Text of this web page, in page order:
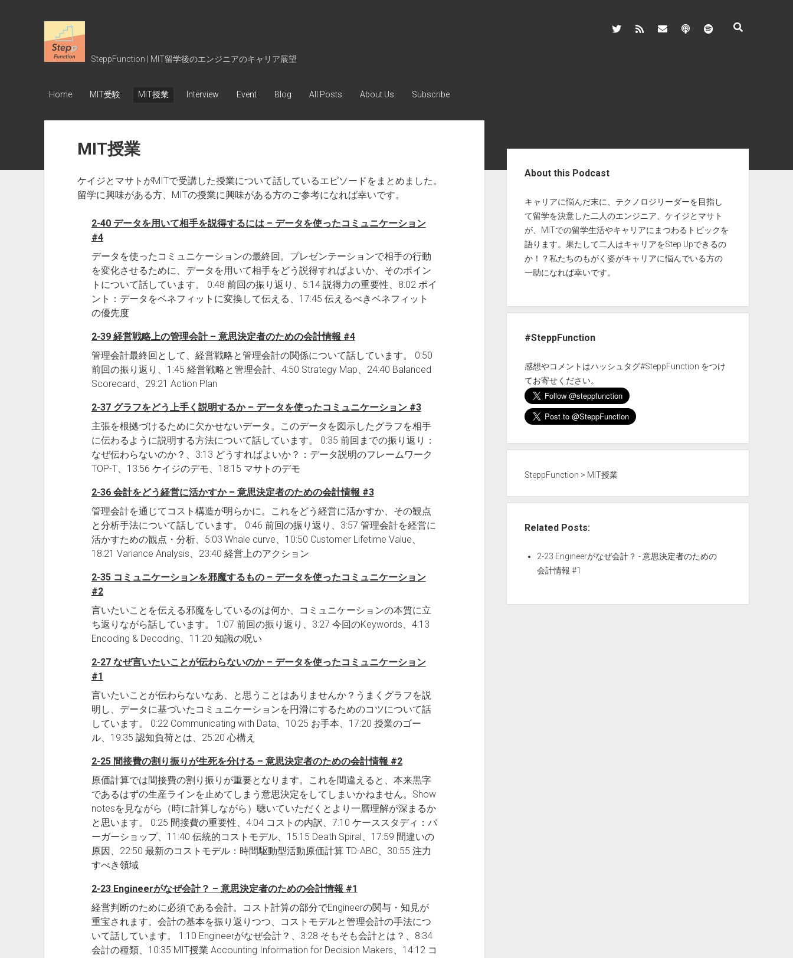
SteppFunction
SteppFunction | MIT留学後のエンジニアのキャリア展望
twitter steppfunction@gmail.com
podcastspotify
Home MIT受験 MIT授業 Interview Event Blog All Posts About Us Subscribe
MIT授業
ケイジとマサトがMITで受講した授業について話しているエピソードをまとめました。
留学に興味がある方、MITの授業に興味がある方のご参考になれば幸いです。
2-40 データを用いて相手を説得するには – データを使ったコミュニケーション
#4
データを使ったコミュニケーションの最終回。プレゼンテーションで相手の行動
を変化させるために、データを用いて相手をどう説得すればよいか、そのポイン
トについて話しています。 0:48 前回の振り返り、5:14 説得力の重要性、8:02 ポイ
ント：データをベネフィットに変換して伝える、17:45 伝えるべきベネフィット
の優先度
2-39 経営戦略上の管理会計 – 意思決定者のための会計情報 #4
管理会計最終回として、経営戦略と管理会計の関係について話しています。 0:50
前回の振り返り、1:45 経営戦略と管理会計、4:50 Strategy Map、24:40 Balanced
Scorecard、29:21 Action Plan
2-37 グラフをどう上手く説明するか – データを使ったコミュニケーション #3
主張を根拠づけるために欠かせないデータ。このデータを図示したグラフを相手
に伝わるように説明する方法について話しています。 0:35 前回までの振り返り：
なぜ伝わらないのか？、3:13 どうすればよいか？：データ説明のフレームワーク
TOP-T、13:56 ケイジのデモ、18:15 マサトのデモ
2-36 会計をどう経営に活かすか – 意思決定者のための会計情報 #3
管理会計を通じてコスト構造が明らかに。これをどう経営に活かすか、その観点
と分析手法について話しています。 0:46 前回の振り返り、3:57 管理会計を経営に
活かすための観点・分析、5:03 Whale curve、10:50 Customer Lifetime Value、
18:21 Variance Analysis、23:40 経営上のアクション
2-35 コミュニケーションを邪魔するもの – データを使ったコミュニケーション
#2
言いたいことを伝える邪魔をしているのは何か、コミュニケーションの本質に立
ち返りながら話しています。 1:07 前回の振り返り、3:27 今回のKeywords、4:13
Encoding & Decoding、11:20 知識の呪い
2-27 なぜ言いたいことが伝わらないのか – データを使ったコミュニケーション
#1
言いたいことが伝わらないなあ、と思うことはありませんか？うまくグラフを説
明し、データに基づいたコミュニケーションを円滑にするためのコツについて話
しています。 0:22 Communicating with Data、10:25 お手本、17:20 授業のゴー
ル、19:35 認知負荷とは、25:20 心構え
2-25 間接費の割り振りが生死を分ける – 意思決定者のための会計情報 #2
原価計算では間接費の割り振りが重要となります。これを間違えると、本来黒字
であるはずの生産ラインを止めてしまう意思決定をしてしまいかねません。Show
notesを見ながら（時に計算しながら）聴いていただくとより一層理解が深まるか
と思います。 0:25 間接費の重要性、4:04 コストの内訳、7:10 ケーススタディ：バ
ーガーショップ、11:40 伝統的コストモデル、15:15 Death Spiral、17:59 間違いの
原因、22:50 最新のコストモデル：時間駆動型活動原価計算 TD-ABC、30:55 注力
すべき領域
2-23 Engineerがなぜ会計？ – 意思決定者のための会計情報 #1
経営判断のために必須である会計。コスト計算の部分でEngineerの関与・知見が
重宝されます。会計の基本を振り返りつつ、コストモデルと管理会計の手法につ
いて話しています。 1:10 Engineerがなぜ会計？、3:28 そもそも会計とは？、8:34
会計の種類、10:35 MIT授業 Accounting Information for Decision Makers、14:12 コ
About this Podcast
キャリアに悩んだ末に、テクノロジリーダーを目指し
て留学を決意した二人のエンジニア、ケイジとマサト
が、MITでの留学生活やキャリアにまつわるトピックを
語ります。果たして二人はキャリアをStep Upできるの
か！？私たちのもがく姿がキャリアに悩んでいる方の
一助になれば幸いです。
#SteppFunction
感想やコメントはハッシュタグ#SteppFunction をつけ
てお寄せください。
SteppFunction > MIT授業
Related Posts:
2-23 Engineerがなぜ会計？ - 意思決定者のための
会計情報 #1